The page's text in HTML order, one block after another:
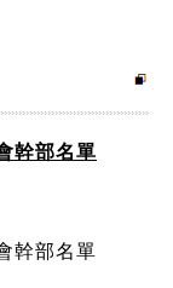
幹部名單
幹部名單